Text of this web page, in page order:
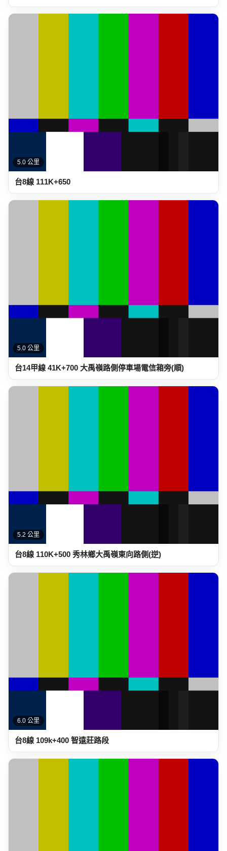
5.0 公里
台8線 111K+650
5.0 公里
台14甲線 41K+700 大禹嶺路側停車場電信箱旁(順)
5.2 公里
台8線 110K+500 秀林鄉大禹嶺東向路側(逆)
6.0 公里
台8線 109k+400 智遠莊路段